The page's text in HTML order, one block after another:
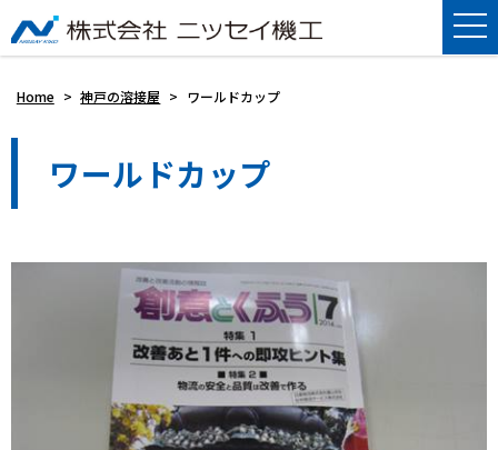
Home > 神戸の溶接屋 > ワールドカップ
ワールドカップ